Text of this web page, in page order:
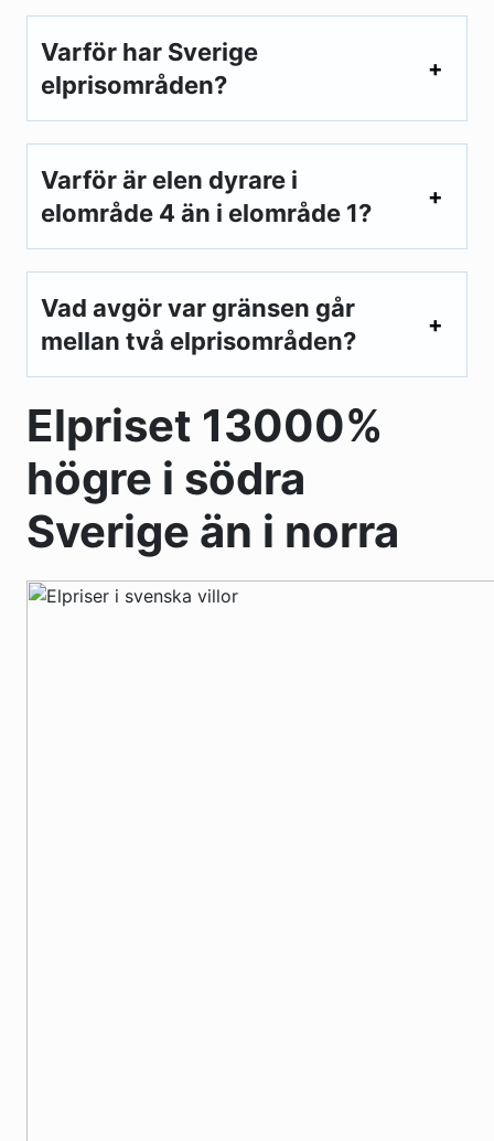
Varför har Sverige
elprisområden?
Varför är elen dyrare i
elområde 4 än i elområde 1?
Vad avgör var gränsen går
mellan två elprisområden?
Elpriset 13000%
högre i södra
Sverige än i norra